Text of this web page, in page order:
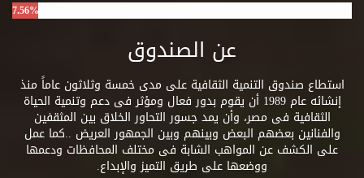
7.56%
عن الصندوق
استطاع صندوق التنمية الثقافية على مدى خمسة وثلاثون عاماً منذ
إنشائه عام 1989 أن يقوم بدور فعال ومؤثر فى دعم وتنمية الحياة
الثقافية فى مصر، وأن يمد جسور التحاور الخلاق بين المثقفين
والفنانين بعضهم البعض وبينهم وبين الجمهور العريض ..كما عمل
على الكشف عن المواهب الشابة فى مختلف المحافظات ودعمها
ووضعها على طريق التميز والإبداع.